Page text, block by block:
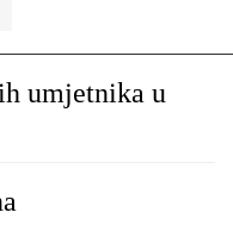
umjetnika u